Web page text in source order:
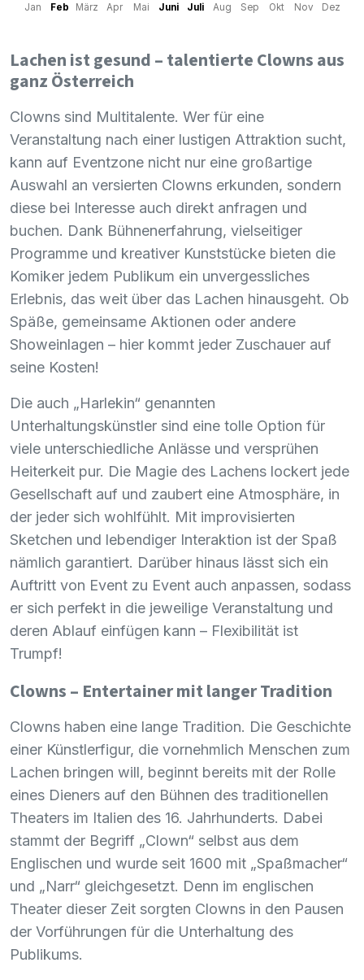
Jan Feb März Apr Mai Juni Juli Aug Sep Okt Nov Dez
Lachen ist gesund – talentierte Clowns aus
ganz Österreich
Clowns sind Multitalente. Wer für eine
Veranstaltung nach einer lustigen Attraktion sucht,
kann auf Eventzone nicht nur eine großartige
Auswahl an versierten Clowns erkunden, sondern
diese bei Interesse auch direkt anfragen und
buchen. Dank Bühnenerfahrung, vielseitiger
Programme und kreativer Kunststücke bieten die
Komiker jedem Publikum ein unvergessliches
Erlebnis, das weit über das Lachen hinausgeht. Ob
Späße, gemeinsame Aktionen oder andere
Showeinlagen – hier kommt jeder Zuschauer auf
seine Kosten!
Die auch „Harlekin“ genannten
Unterhaltungskünstler sind eine tolle Option für
viele unterschiedliche Anlässe und versprühen
Heiterkeit pur. Die Magie des Lachens lockert jede
Gesellschaft auf und zaubert eine Atmosphäre, in
der jeder sich wohlfühlt. Mit improvisierten
Sketchen und lebendiger Interaktion ist der Spaß
nämlich garantiert. Darüber hinaus lässt sich ein
Auftritt von Event zu Event auch anpassen, sodass
er sich perfekt in die jeweilige Veranstaltung und
deren Ablauf einfügen kann – Flexibilität ist
Trumpf!
Clowns – Entertainer mit langer Tradition
Clowns haben eine lange Tradition. Die Geschichte
einer Künstlerfigur, die vornehmlich Menschen zum
Lachen bringen will, beginnt bereits mit der Rolle
eines Dieners auf den Bühnen des traditionellen
Theaters im Italien des 16. Jahrhunderts. Dabei
stammt der Begriff „Clown“ selbst aus dem
Englischen und wurde seit 1600 mit „Spaßmacher“
und „Narr“ gleichgesetzt. Denn im englischen
Theater dieser Zeit sorgten Clowns in den Pausen
der Vorführungen für die Unterhaltung des
Publikums.